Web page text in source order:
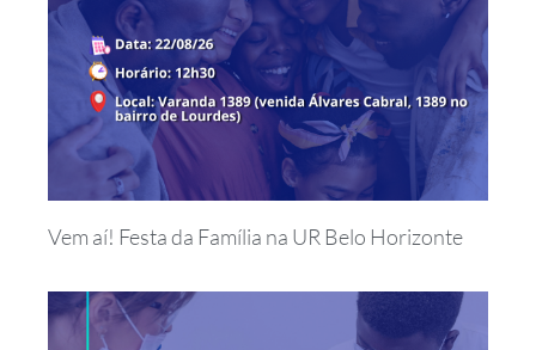
Vem aí! Festa da Família na UR Belo Horizonte